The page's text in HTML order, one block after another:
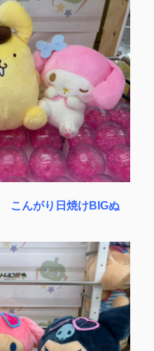
こんがり日焼けBIGぬ